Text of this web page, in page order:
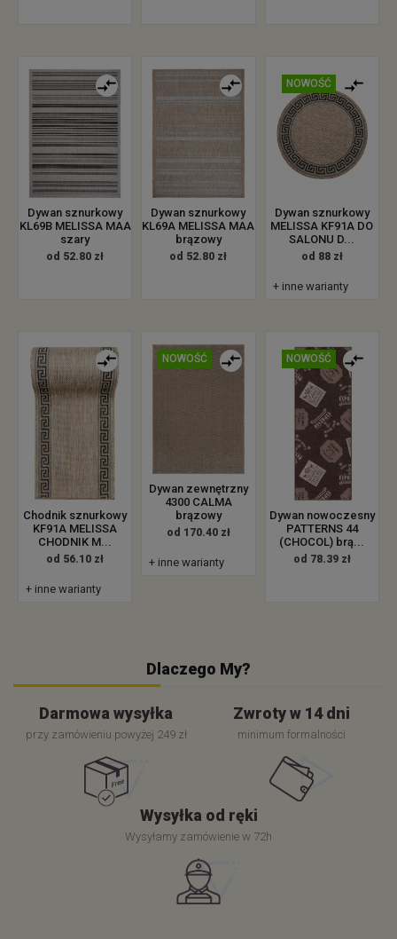
Dywan sznurkowy
KL69B MELISSA MAA
szary
od 52.80 zł
Dywan sznurkowy
KL69A MELISSA MAA
brązowy
od 52.80 zł
NOWOŚĆ
Dywan sznurkowy
MELISSA KF91A DO
SALONU D...
od 88 zł
+ inne warianty
Chodnik sznurkowy
KF91A MELISSA
CHODNIK M...
od 56.10 zł
+ inne warianty
NOWOŚĆ
Dywan zewnętrzny
4300 CALMA
brązowy
od 170.40 zł
+ inne warianty
NOWOŚĆ
Dywan nowoczesny
PATTERNS 44
(CHOCOL) brą...
od 78.39 zł
Dlaczego My?
Darmowa wysyłka
przy zamówieniu powyżej 249 zł
Zwroty w 14 dni
minimum formalności
Wysyłka od ręki
Wysyłamy zamówienie w 72h